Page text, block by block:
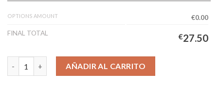
OPTIONS AMOUNT
€0.00
FINAL TOTAL
€27.50
Camiseta México Segunda Equipación Niños 2026/2027 Manga
AÑADIR AL CARRITO